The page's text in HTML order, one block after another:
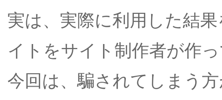
実は、実際に利用した結
イトをサイト制作者が作
今回は、騙されてしまう